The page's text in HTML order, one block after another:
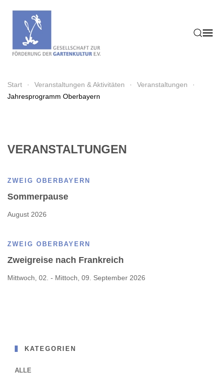
Zum Hauptinhalt springen
Start Veranstaltungen & Aktivitäten
Veranstaltungen
Jahresprogramm Oberbayern
VERANSTALTUNGEN
ZWEIG OBERBAYERN
Sommerpause
August 2026
ZWEIG OBERBAYERN
Zweigreise nach Frankreich
Mittwoch, 02. - Mittoch, 09. September 2026
KATEGORIEN
ALLE